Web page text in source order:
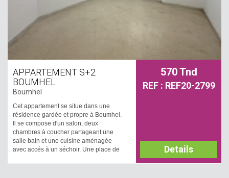
APPARTEMENT S+2
BOUMHEL
Boumhel
Cet appartement se situe dans une
résidence gardée et propre à Boumhel.
Il se compose d'un salon, deux
chambres à coucher partageant une
salle bain et une cuisine aménagée
avec accés à un séchoir. Une place de
570 Tnd
REF : REF20-2799
Details